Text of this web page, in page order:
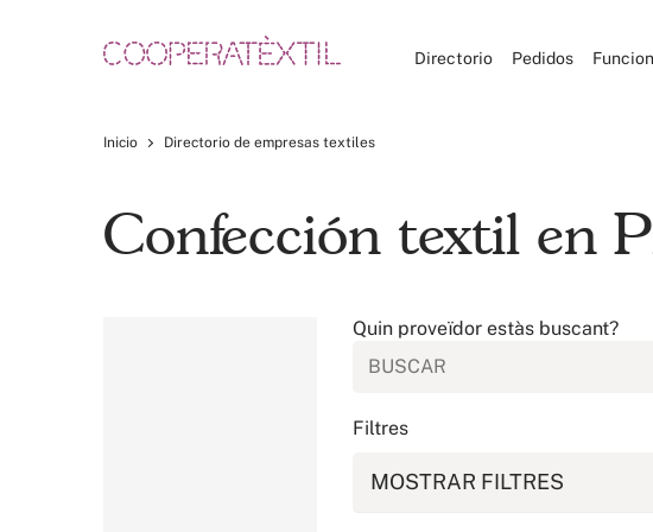
Directorio Pedidos
Inicio Directorio de empresas textiles
Confección textil en
Quin proveïdor estàs buscant?
Filtres
MOSTRAR FILTRES